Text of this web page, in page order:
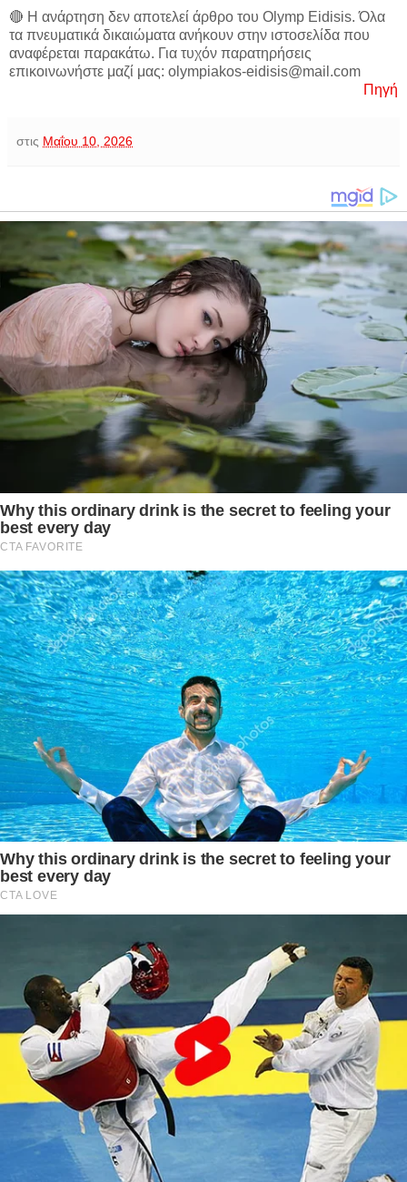
🔴 Η ανάρτηση δεν αποτελεί άρθρο του Olymp Eidisis. Όλα
τα πνευματικά δικαιώματα ανήκουν στην ιστοσελίδα που
αναφέρεται παρακάτω. Για τυχόν παρατηρήσεις
επικοινωνήστε μαζί μας: olympiakos-eidisis@mail.com
Πηγή
στις Μαΐου 10, 2026